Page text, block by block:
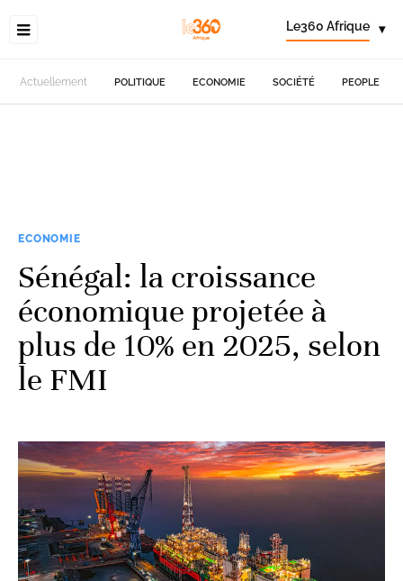
Le360 Afrique ▾
Actuellement POLITIQUE ECONOMIE SOCIÉTÉ PEOPLE
ECONOMIE
Sénégal: la croissance
économique projetée à
plus de 10% en 2025, selon
le FMI